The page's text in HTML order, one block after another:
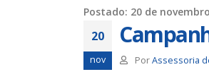
Postado: 20 de
20
nov PorAssessoria